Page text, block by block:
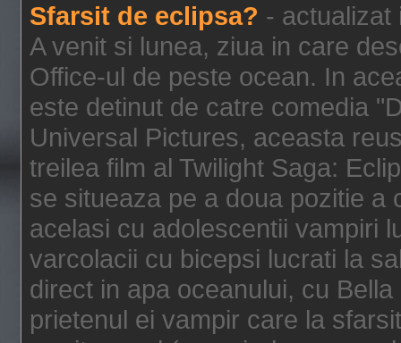
Sfarsit de eclipsa? - actualizat
A venit si lunea, ziua in care
Office-ul de peste ocean. In
este detinut de catre comedia
Universal Pictures, aceasta
treilea film al Twilight Saga:
se situeaza pe a doua pozitie a
acelasi cu adolescentii vampiri
varcolacii cu bicepsi lucrati la
direct in apa oceanului, cu
prietenul ei vampir care la